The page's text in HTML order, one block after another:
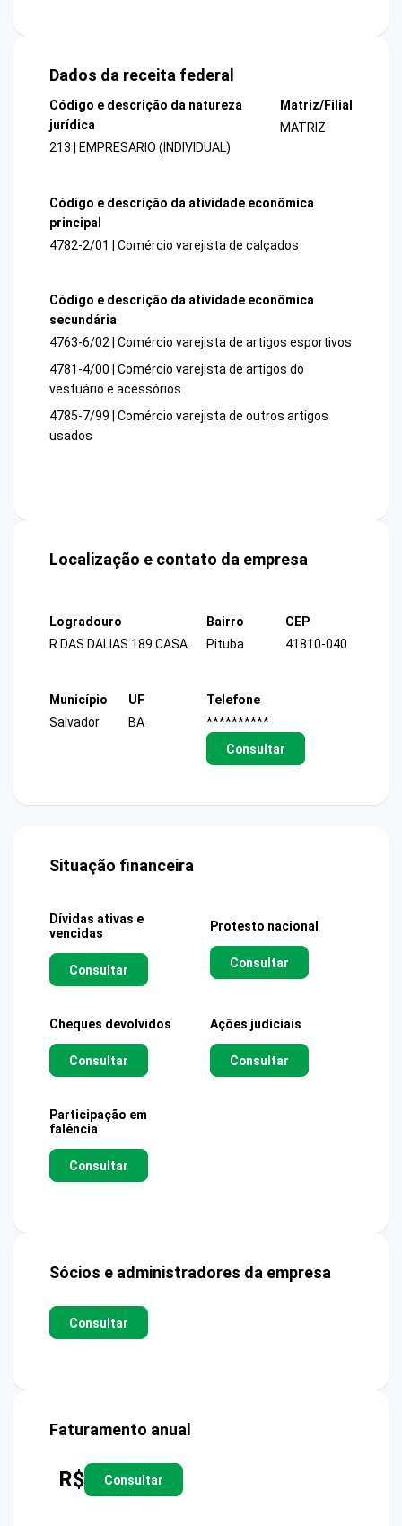
Dados da receita federal
Código e descrição da natureza
jurídica
213 | EMPRESARIO (INDIVIDUAL)
Matriz/Filial
MATRIZ
Código e descrição da atividade econômica
principal
4782-2/01 | Comércio varejista de calçados
Código e descrição da atividade econômica
secundária
4763-6/02 | Comércio varejista de artigos esportivos
4781-4/00 | Comércio varejista de artigos do
vestuário e acessórios
4785-7/99 | Comércio varejista de outros artigos
usados
Localização e contato da empresa
Logradouro
R DAS DALIAS 189 CASA
Bairro
Pituba
CEP
41810-040
Município
Salvador
UF
BA
Telefone
**********
Consultar
Situação financeira
Dívidas ativas e
vencidas
Consultar
Protesto nacional
Consultar
Cheques devolvidos
Consultar
Ações judiciais
Consultar
Participação em
falência
Consultar
Sócios e administradores da empresa
Consultar
Faturamento anual
R$ Consultar